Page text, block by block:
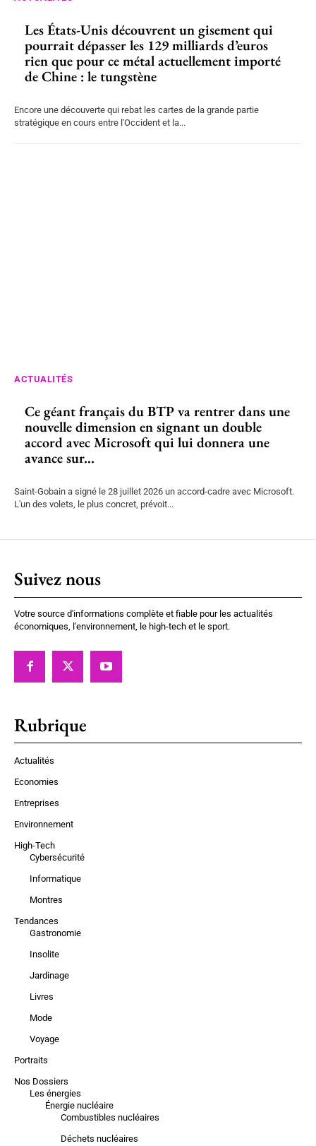
Les États-Unis découvrent un gisement qui
pourrait dépasser les 129 milliards d’euros
rien que pour ce métal actuellement importé
de Chine : le tungstène
Encore une découverte qui rebat les cartes de la grande partie
stratégique en cours entre l'Occident et la...
ACTUALITÉS
Ce géant français du BTP va rentrer dans une
nouvelle dimension en signant un double
accord avec Microsoft qui lui donnera une
avance sur...
Saint-Gobain a signé le 28 juillet 2026 un accord-cadre avec Microsoft.
L'un des volets, le plus concret, prévoit...
Suivez nous
Votre source d'informations complète et fiable pour les actualités
économiques, l'environnement, le high-tech et le sport.
Rubrique
Actualités
Economies
Entreprises
Environnement
High-Tech
Cybersécurité
Informatique
Montres
Tendances
Gastronomie
Insolite
Jardinage
Livres
Mode
Voyage
Portraits
Nos Dossiers
Les énergies
Énergie nucléaire
Combustibles nucléaires
Déchets nucléaires